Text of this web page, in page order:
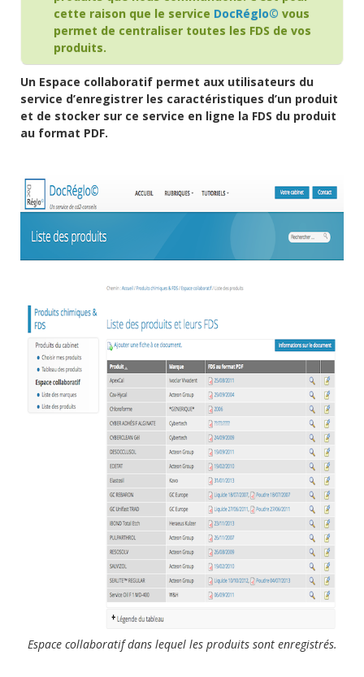
cette raison que le service DocRéglo© vous
permet de centraliser toutes les FDS de vos
produits.
Un Espace collaboratif permet aux utilisateurs du
service d’enregistrer les caractéristiques d’un produit
et de stocker sur ce service en ligne la FDS du produit
au format PDF.
Espace collaboratif dans lequel les produits sont enregistrés.